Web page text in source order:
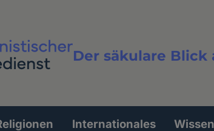
Der säkulare Blick
Volltextsuche
Internationales